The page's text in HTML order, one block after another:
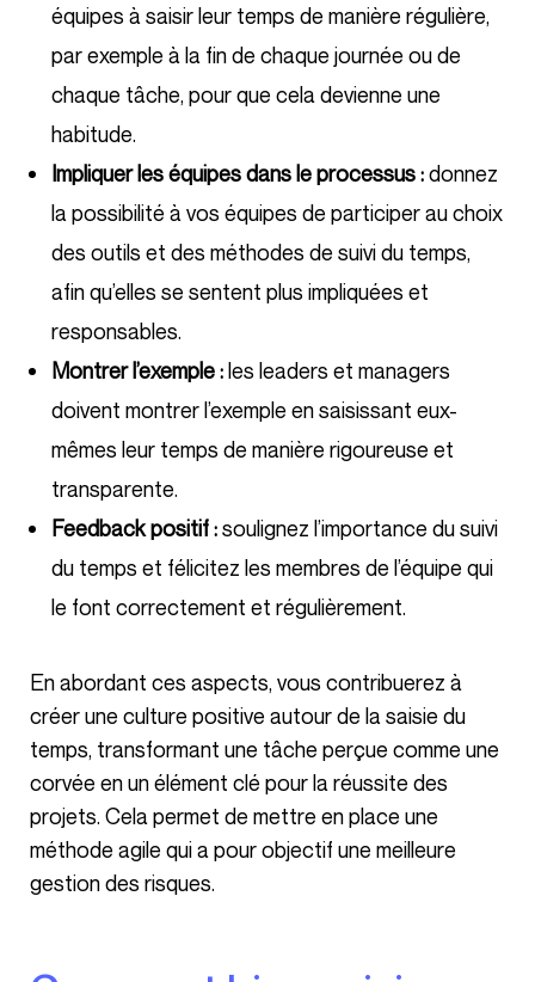
équipes à saisir leur temps de manière régulière,
par exemple à la fin de chaque journée ou de
chaque tâche, pour que cela devienne une
habitude.
Impliquer les équipes dans le processus :donnez
la possibilité à vos équipes de participer au choix
des outils et des méthodes de suivi du temps,
afin qu’elles se sentent plus impliquées et
responsables.
Montrer l’exemple :les leaders et managers
doivent montrer l’exemple en saisissant eux-
mêmes leur temps de manière rigoureuse et
transparente.
Feedback positif :soulignez l’importance du suivi
du temps et félicitez les membres de l’équipe qui
le font correctement et régulièrement.
En abordant ces aspects, vous contribuerez à
créer une culture positive autour de la saisie du
temps, transformant une tâche perçue comme une
corvée en un élément clé pour la réussite des
projets. Cela permet de mettre en place une
méthode agile qui a pour objectif une meilleure
gestion des risques.